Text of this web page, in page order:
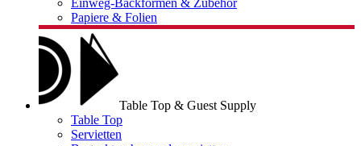
Einweg-Backformen & Zubehör
Papiere & Folien
Table Top & Guest Supply
Table Top
Servietten